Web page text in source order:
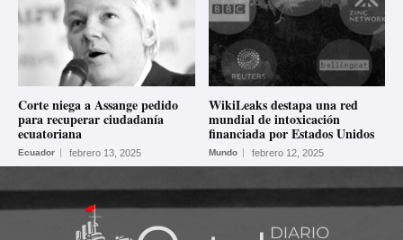
Corte niega a Assange pedido
para recuperar ciudadanía
ecuatoriana
Ecuador febrero 13, 2025
WikiLeaks destapa una red
mundial de intoxicación
financiada por Estados Unidos
Mundo febrero 12, 2025